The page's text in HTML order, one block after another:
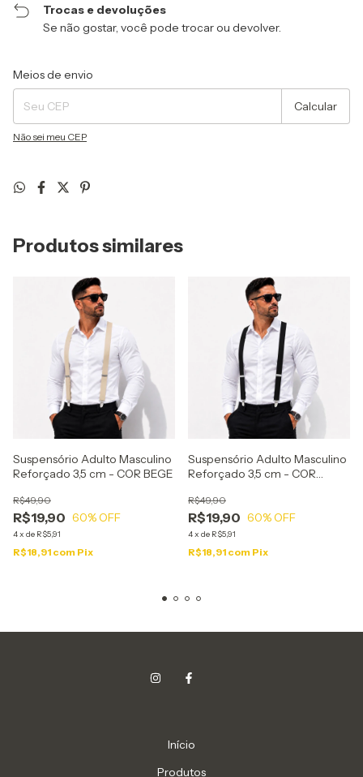
Trocas e devoluções
Se não gostar, você pode trocar ou devolver.
Entregas para o CEP:
Meios de envio
Calcular
Não sei meu CEP
Produtos similares
Suspensório Adulto Masculino
Reforçado 3,5 cm - COR BEGE
R$19,90
R$49,90
60% OFF
4x de R$5,91
R$18,91 com Pix
Suspensório Adulto Masculino
Reforçado 3,5 cm - COR
R$19,90
R$49,90
60% OFF
4x de R$5,91
R$18,91 com Pix
Início
Produtos